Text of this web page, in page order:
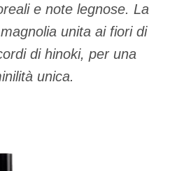
e note legnose. La
unita ai fiori di
di hinoki, per una
unica.